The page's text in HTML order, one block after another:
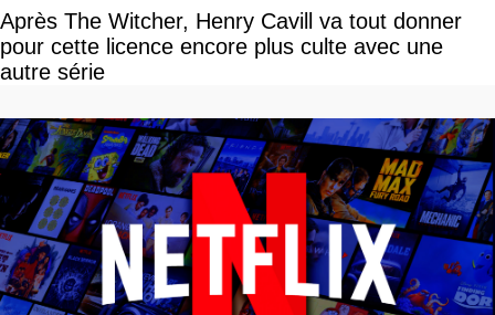
Après The Witcher, Henry Cavill va tout donner
pour cette licence encore plus culte avec une
autre série